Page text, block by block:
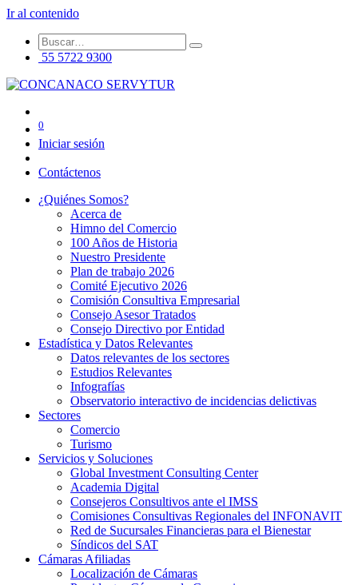
Ir al contenido
55 5722 9300
0
Iniciar sesión
Contáctenos
¿Quiénes Somos?
Acerca de
Himno del Comercio
100 Años de Historia
Nuestro Presidente
Plan de trabajo 2026
Comité Ejecutivo 2026
Comisión Consultiva Empresarial
Consejo Asesor Tratados
Consejo Directivo por Entidad
Estadística y Datos Relevantes
Datos relevantes de los sectores
Estudios Relevantes
Infografías
Observatorio interactivo de incidencias delictivas
Sectores
Comercio
Turismo
Servicios y Soluciones
Global Investment Consulting Center
Academia Digital
Consejeros Consultivos ante el IMSS
Comisiones Consultivas Regionales del INFONAVIT
Red de Sucursales Financieras para el Bienestar
Síndicos del SAT
Cámaras Afiliadas
Localización de Cámaras